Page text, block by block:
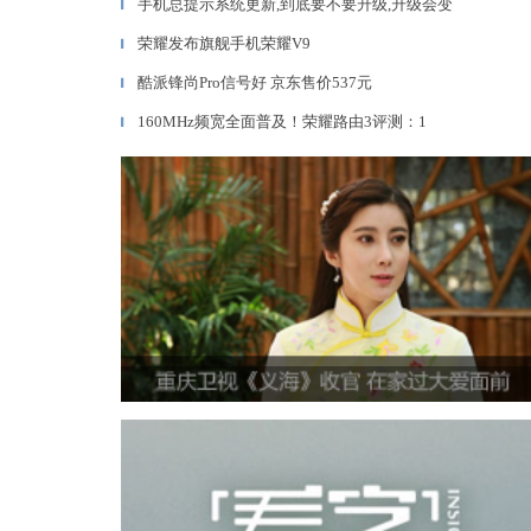
▎ 手机总提示系统更新,到底要不要升级,升级会变
▎ 荣耀发布旗舰手机荣耀V9
▎ 酷派锋尚Pro信号好 京东售价537元
▎ 160MHz频宽全面普及！荣耀路由3评测：1